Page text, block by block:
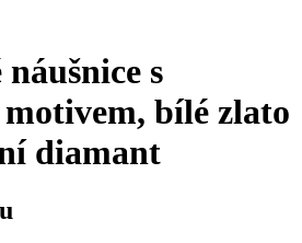
s
bílé zlato
diamant